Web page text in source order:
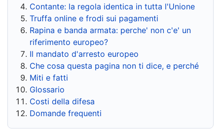
Contante: la regola identica in tutta l'Unione
Truffa online e frodi sui pagamenti
Rapina e banda armata: perche' non c'e' un
riferimento europeo?
Il mandato d'arresto europeo
Che cosa questa pagina non ti dice, e perché
Miti e fatti
Glossario
Costi della difesa
Domande frequenti